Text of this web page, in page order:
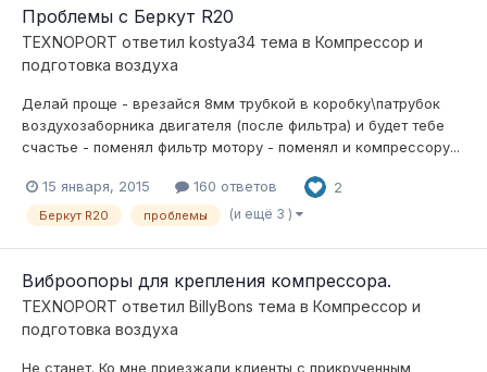
Проблемы с Беркут R20
TEXNOPORT ответил kostya34 тема в Компресcор и
подготовка воздуха
Делай проще - врезайся 8мм трубкой в коробку\патрубок
воздухозаборника двигателя (после фильтра) и будет тебе
счастье - поменял фильтр мотору - поменял и компрессору...
15 января, 2015 160 ответов 2
Беркут R20 проблемы (и ещё 3 )
Виброопоры для крепления компрессора.
TEXNOPORT ответил BillyBons тема в Компресcор и
подготовка воздуха
Не станет. Ко мне приезжали клиенты с прикрученным